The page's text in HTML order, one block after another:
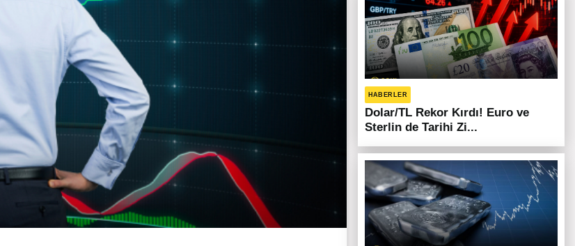
HABERLER
Dolar/TL Rekor Kırdı! Euro ve
Sterlin de Tarihi Zi...